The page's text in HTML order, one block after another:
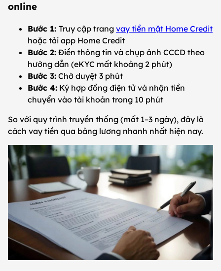
online
Bước 1: Truy cập trang vay tiền mặt Home Credit
hoặc tải app Home Credit
Bước 2: Điền thông tin và chụp ảnh CCCD theo
hướng dẫn (eKYC mất khoảng 2 phút)
Bước 3: Chờ duyệt 3 phút
Bước 4: Ký hợp đồng điện tử và nhận tiền
chuyển vào tài khoản trong 10 phút
So với quy trình truyền thống (mất 1–3 ngày), đây là
cách vay tiền qua bảng lương nhanh nhất hiện nay.